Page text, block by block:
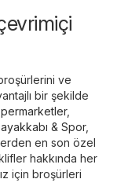
ve
bir şekilde
,
& Spor,
en son özel
hakkında her
için broşürleri